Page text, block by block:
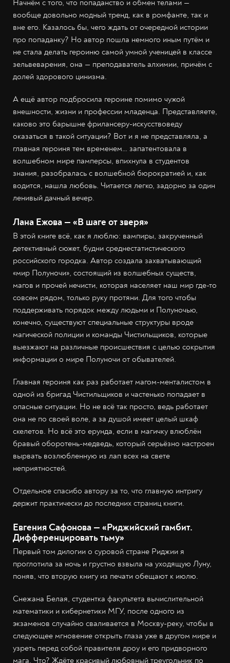
Начнём с того, что попаданство и обмен телами —
вообще довольно модный тренд, как в ромфанте, так и
вне его. Казалось бы, чего ждать от очередной истории
про попаданку? Но автор пошла немного иным путём и
не стала делать героиню самой умной ученицей в классе
зельвеварения, она — преподаватель алхимии, причём с
долей здорового цинизма.
А ещё автор подбросила героине помимо чужой
внешности, жизни и профессии младенца. Представляете,
каково это барышне фрилансеру-искусствоведу
оказаться в такой ситуации? Вот и я не представляла, а
главная героиня тем временем… запатентовала в
волшебном мире памперсы, впихнула в студентов
знания, разобралась с волшебной бюрократией и, как
водится, нашла любовь. Читается легко, задорно за один
ленивый дачный вечер.
Лана Ежова — «В шаге от зверя»
В этой книге всё, как я люблю: вампиры, закрученный
детективный сюжет, будни среднестатистического
российского городка. Автор создала захватывающий
«мир Полуночи», состоящий из волшебных существ,
магов и прочей нечисти, которая населяет наш мир где-то
совсем рядом, только руку протяни. Для того чтобы
поддерживать порядок между людьми и Полуночью,
конечно, существуют специальные структуры вроде
магической полиции и команды Чистильщиков, которые
выезжают на различные происшествия с целью сокрытия
информации о мире Полуночи от обывателей.
Главная героиня как раз работает магом-менталистом в
одной из бригад Чистильщиков и частенько попадает в
опасные ситуации. Но не всё так просто, ведь работает
она не по своей воле, а за душой имеет целый шкаф
скелетов. Но всё это ерунда, если в магичку влюблён
бравый оборотень-медведь, который серьёзно настроен
вырвать возлюбленную из лап всех на свете
неприятностей.
Отдельное спасибо автору за то, что главную интригу
держит практически до последних страниц книги.
Евгения Сафонова — «Риджийский гамбит.
Дифференцировать тьму»
Первый том дилогии о суровой стране Риджии я
проглотила за ночь и грустно взвыла на уходящую Луну,
поняв, что вторую книгу из печати обещают к июлю.
Снежана Белая, студентка факультета вычислительной
математики и кибернетики МГУ, после одного из
экзаменов случайно сваливается в Москву-реку, чтобы в
следующее мгновение открыть глаза уже в другом мире и
узреть перед собой правителя дроу и его придворного
мага. Что? Ждёте красивый любовный треугольник по